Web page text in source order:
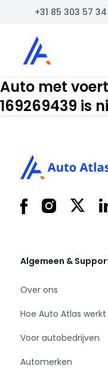
+31 85 303 57 34
Auto Atlas
Auto met
169269439 is
FacebookInstagram
X
Algemeen &
Over ons
Hoe Auto Atlas werkt
Voor autobedrijven
Automerken